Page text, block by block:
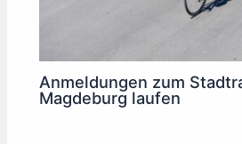
Anmeldungen zum
Magdeburg laufen